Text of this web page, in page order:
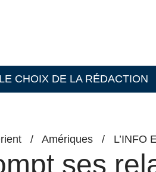
LE CHOIX DE LA RÉDACTION
/ Amériques / L’INFO
ses